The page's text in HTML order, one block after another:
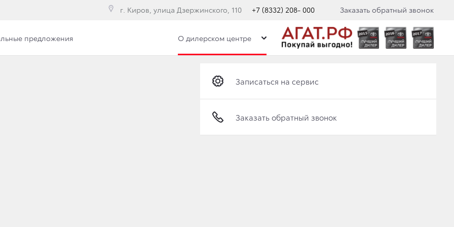
г. Киров, улица Дзержинского, 110 +7 (8332) 208- 000 Заказать обратный звонок
Записаться на сервис
Отправить заявку на Трейд-ин
предложения О дилерском центре
Записаться на сервис
Заказать обратный звонок
PRADO В НОВОЙ ЗВЕЗДНОЙ